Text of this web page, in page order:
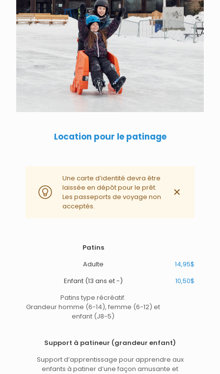
Location pour le patinage
Une carte d’identité devra être
laissée en dépôt pour le prêt.
Les passeports de voyage non
acceptés.
✕
Patins
Adulte
Enfant (13 ans et -)
Patins type récréatif.
Grandeur homme (6-14), femme (6-12) et
enfant (J8-5)
14,95$
10,50$
Support à patineur (grandeur enfant)
Support d’apprentissage pour apprendre aux
enfants à patiner d’une façon amusante et